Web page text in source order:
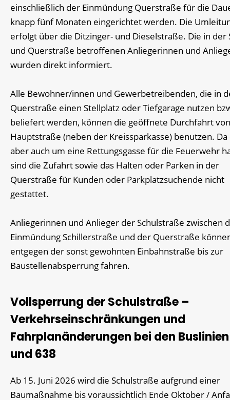
einschließlich der Einmündung Querstraße für die
knapp fünf Monaten eingerichtet werden. Die
erfolgt über die Ditzinger- und Dieselstraße. Die in der
und Querstraße betroffenen Anliegerinnen und
wurden direkt informiert.
Alle Bewohner/innen und Gewerbetreibenden, die in
Querstraße einen Stellplatz oder Tiefgarage nutzen
beliefert werden, können die geöffnete Durchfahrt
Hauptstraße (neben der Kreissparkasse) benutzen. Da
aber auch um eine Rettungsgasse für die Feuerwehr
sind die Zufahrt sowie das Halten oder Parken in der
Querstraße für Kunden oder Parkplatzsuchende nicht
gestattet.
Anliegerinnen und Anlieger der Schulstraße zwischen
Einmündung Schillerstraße und der Querstraße
entgegen der sonst gewohnten Einbahnstraße bis zur
Baustellenabsperrung fahren.
Vollsperrung der Schulstraße –
Verkehrseinschränkungen und
Fahrplanänderungen bei den
und 638
Ab 15. Juni 2026 wird die Schulstraße aufgrund einer
Baumaßnahme bis voraussichtlich Ende Oktober /